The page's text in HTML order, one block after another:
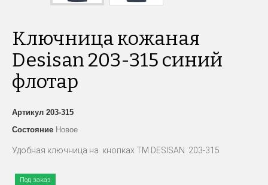
Ключница кожаная
Desisan 203-315 синий
флотар
Артикул 203-315
Состояние Новое
Удобная ключница на кнопках TM DESISAN 203-315
Под заказ